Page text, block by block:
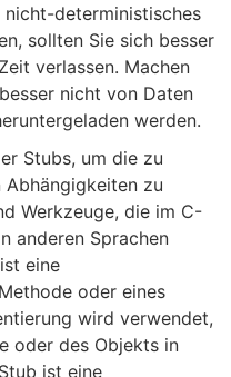
nicht-deterministisches
sollten Sie sich besser
verlassen. Machen
nicht von Daten
werden.
Stubs, um die zu
zu
Werkzeuge, die im C-
anderen Sprachen
eine
oder eines
wird verwendet,
oder des Objekts in
ist eine